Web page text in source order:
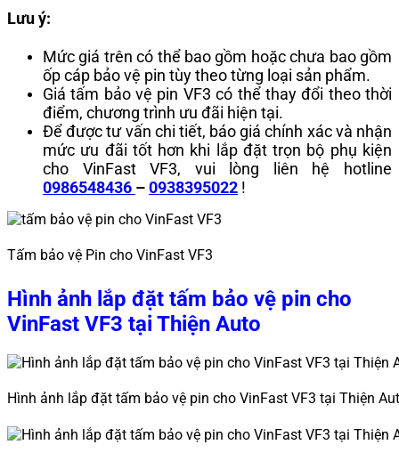
Lưu ý:
Mức giá trên có thể bao gồm hoặc chưa bao gồm
ốp cáp bảo vệ pin tùy theo từng loại sản phẩm.
Giá tấm bảo vệ pin VF3 có thể thay đổi theo thời
điểm, chương trình ưu đãi hiện tại.
Để được tư vấn chi tiết, báo giá chính xác và nhận
mức ưu đãi tốt hơn khi lắp đặt trọn bộ phụ kiện
cho VinFast VF3, vui lòng liên hệ hotline
0986548436 –0938395022 !
Tấm bảo vệ Pin cho VinFast VF3
Hình ảnh lắp đặt tấm bảo vệ pin cho
VinFast VF3 tại Thiện Auto
Hình ảnh lắp đặt tấm bảo vệ pin cho VinFast VF3 tại Thiện